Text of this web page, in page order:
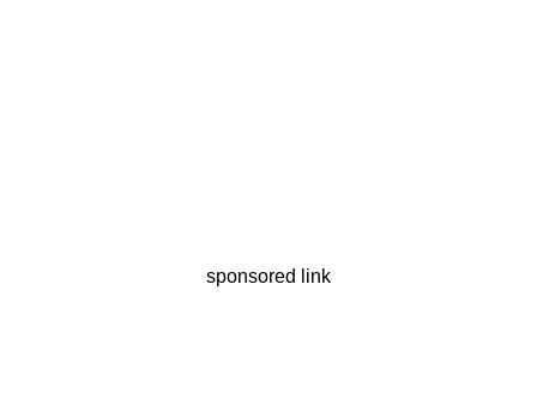
sponsored link